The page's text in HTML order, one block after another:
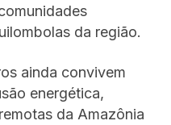
da região.
ainda convivem
energética,
da Amazônia